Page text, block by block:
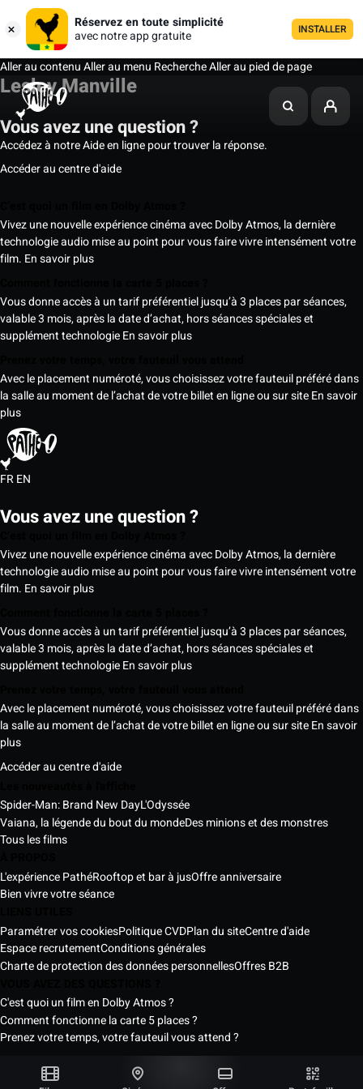
Réservez en toute simplicité
avec notre app gratuite
INSTALLER
Aller au contenuAller au menu RechercheAller au pied de page
Lesley Manville
Vous avez une question ?
Accédez à notre Aide en ligne pour trouver la réponse.
Accéder au centre d'aide
Vivez une nouvelle expérience cinéma avec Dolby Atmos, la dernière
technologie audio mise au point pour vous faire vivre intensément votre
film. En savoir plus
Vous donne accès à un tarif préférentiel jusqu’à 3 places par séances,
valable 3 mois, après la date d’achat, hors séances spéciales et
supplément technologieEn savoir plus
Avec le placement numéroté, vous choisissez votre fauteuil préféré dans
la salle au moment de l’achat de votre billet en ligne ou sur siteEn savoir
plus
FREN
Vous avez une question ?
Vivez une nouvelle expérience cinéma avec Dolby Atmos, la dernière
technologie audio mise au point pour vous faire vivre intensément votre
film. En savoir plus
Vous donne accès à un tarif préférentiel jusqu’à 3 places par séances,
valable 3 mois, après la date d’achat, hors séances spéciales et
supplément technologieEn savoir plus
Avec le placement numéroté, vous choisissez votre fauteuil préféré dans
la salle au moment de l’achat de votre billet en ligne ou sur siteEn savoir
plus
Accéder au centre d'aide
Spider-Man: Brand New DayL'Odyssée
Vaiana, la légende du bout du mondeDes minions et des monstres
Tous les films
L'expérience PathéRooftop et bar à jusOffre anniversaire
Bien vivre votre séance
Paramétrer vos cookiesPolitique CVDPlan du siteCentre d'aide
Espace recrutementConditions générales
Charte de protection des données personnellesOffres B2B
C'est quoi un film en Dolby Atmos ?
Comment fonctionne la carte 5 places ?
Prenez votre temps, votre fauteuil vous attend ?
Les Cinémas Pathé Sénégal © 2026